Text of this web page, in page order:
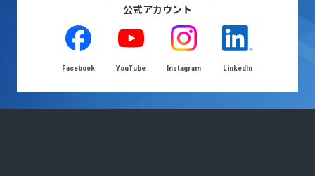
公式アカウント
Facebook YouTube Instagram LinkedIn